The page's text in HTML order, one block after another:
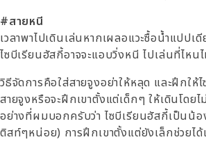
#สายหนี
เวลาพาไปเดินเล่นหากเผลอแวะซื้อน้ำแปปเ
ไซบีเรียนฮัสกี้อาจจะแอบวิ่งหนี ไปเล่นที่ไหน
วิธีจัดการคือใส่สายจูงอย่าให้หลุด และฝึกให้
สายจูงหรือจะฝึกเขาตั้งแต่เด็กๆ ให้เดินโดย
อย่างที่ผมบอกครับว่า ไซบีเรียนฮัสกี้เป็นน้
ติสท์ๆหน่อย) การฝึกเขาตั้งแต่ยังเล็กช่วยได้